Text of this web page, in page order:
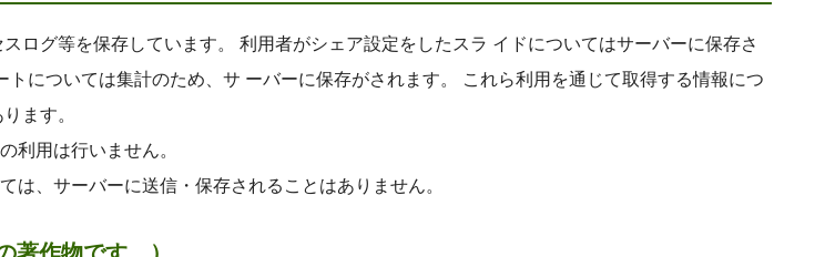
ログ等を保存しています。 利用者がシェア設定をしたスラ イドについてはサーバーに保存さ
については集計のため、サ ーバーに保存がされます。 これら利用を通じて取得する情報につ
ます。
利用は行いません。
、サーバーに送信・保存されることはありません。